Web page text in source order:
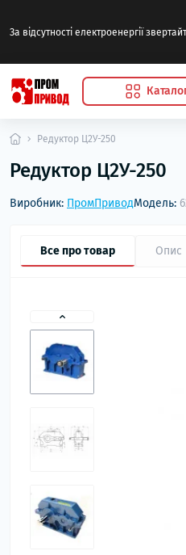
За відсутності електроенергії
Редуктор Ц2У-250
Редуктор Ц2У-250
Виробник: ПромПриводМодель:
Все про товар Опис